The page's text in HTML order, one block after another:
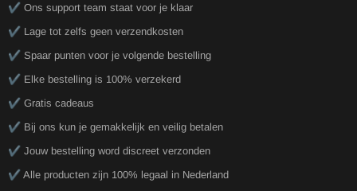
✔️ Ons support team staat voor je klaar
✔️ Lage tot zelfs geen verzendkosten
✔️ Spaar punten voor je volgende bestelling
✔️ Elke bestelling is 100% verzekerd
✔️ Gratis cadeaus
✔️ Bij ons kun je gemakkelijk en veilig betalen
✔️ Jouw bestelling word discreet verzonden
✔️ Alle producten zijn 100% legaal in Nederland